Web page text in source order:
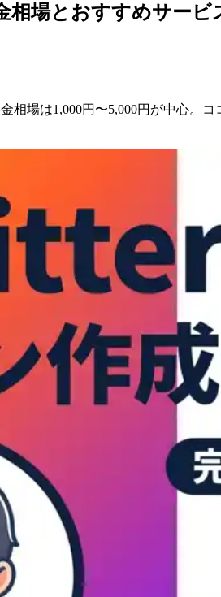
相場とおすすめサービ
相場は1,000円〜5,000円が中心